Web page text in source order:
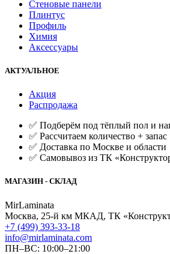
Стеновые панели
Плинтус
Профиль
Химия
Аксессуары
АКТУАЛЬНОЕ
Акция
Распродажа
✅ Подберём под тёплый пол и
✅ Рассчитаем количество + запас
✅ Доставка по Москве и области
✅ Самовывоз из ТК
МАГАЗИН - СКЛАД
MirLaminata
Москва, 25-й км МКАД, ТК
+7 (499) 393-33-18
info@mirlaminata.com
ПН–ВС: 10:00–21:00